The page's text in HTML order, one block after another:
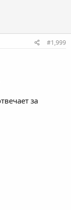
#1,999
за